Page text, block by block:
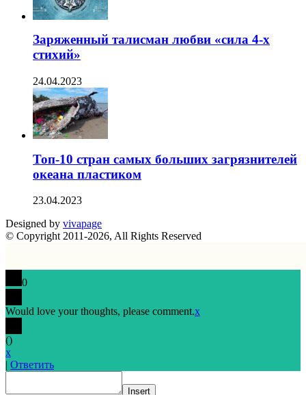
Заряженный талисман любви «сила 4-х
стихий»
24.04.2023
Топ-10 стран самых больших загрязнителей
океана пластиком
23.04.2023
Designed by vivapage
© Copyright 2011-2026, All Rights Reserved
0
Would love your thoughts, please comment.x
()
x
| Ответить
Insert